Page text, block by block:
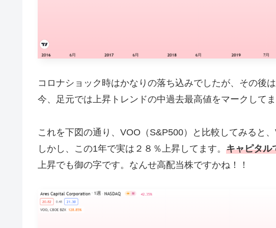
コロナショック時はかなりの落ち込みでしたが、その後
今、足元では上昇トレンドの中過去最高値をマークしてま
これを下図の通り、VOO（S&P500）と比較してみると
しかし、この1年で実は２８％上昇してます。 キャピタル
上昇でも御の字です。なんせ高配当株ですかね！！